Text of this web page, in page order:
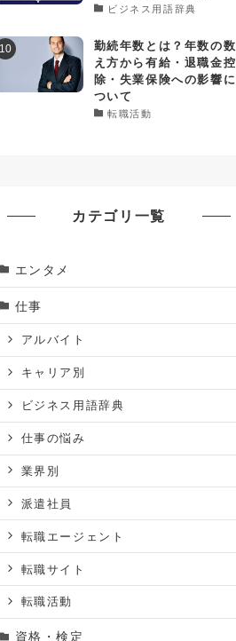
ビジネス用語辞典
勤続年数とは？年数の数
え方から有給・退職金控
除・失業保険への影響に
ついて
転職活動
カテゴリ一覧
エンタメ
仕事
アルバイト
キャリア別
ビジネス用語辞典
仕事の悩み
業界別
派遣社員
転職エージェント
転職サイト
転職活動
資格・検定